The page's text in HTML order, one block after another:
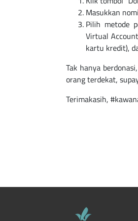
Masukkan
Pilih metode
Virtual
kartu kredit),
Tak hanya
orang terdekat,
Terimakasih,